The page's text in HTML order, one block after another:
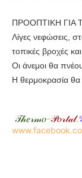
ΠΡΟΟΠΤΙΚΗ ΓΙΑ
Λίγες νεφώσεις,
τοπικές βροχές
Οι άνεμοι θα
Η θερμοκρασία θα
𝒯𝒽𝑒𝓇𝓂𝑜-𝒫𝑜𝓇𝓉𝒶𝓁.